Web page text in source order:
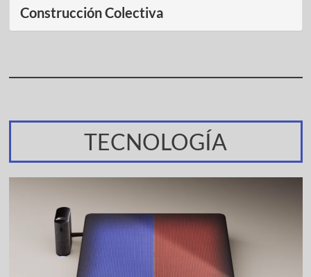
Construcción Colectiva
TECNOLOGÍA